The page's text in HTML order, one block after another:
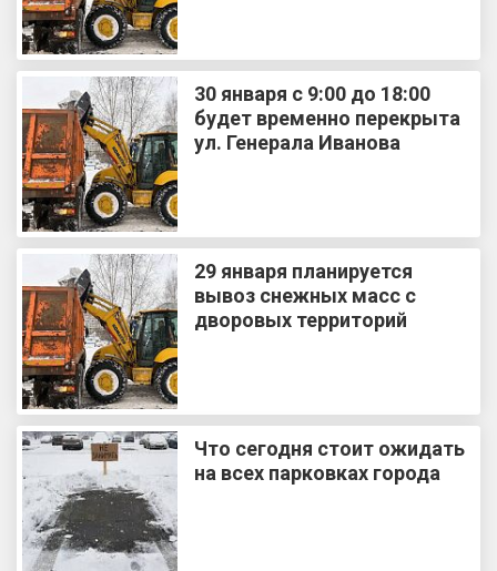
30 января с 9:00 до 18:00
будет временно перекрыта
ул. Генерала Иванова
29 января планируется
вывоз снежных масс с
дворовых территорий
Что сегодня стоит ожидать
на всех парковках города